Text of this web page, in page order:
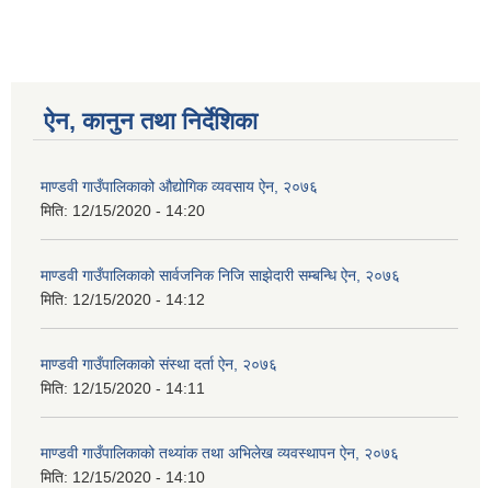
ऐन, कानुन तथा निर्देशिका
माण्डवी गाउँपालिकाको औद्योगिक व्यवसाय ऐन, २०७६
मिति: 12/15/2020 - 14:20
माण्डवी गाउँपालिकाको सार्वजनिक निजि साझेदारी सम्बन्धि ऐन, २०७६
मिति: 12/15/2020 - 14:12
माण्डवी गाउँपालिकाको संस्था दर्ता ऐन, २०७६
मिति: 12/15/2020 - 14:11
माण्डवी गाउँपालिकाको तथ्यांक तथा अभिलेख व्यवस्थापन ऐन, २०७६
मिति: 12/15/2020 - 14:10